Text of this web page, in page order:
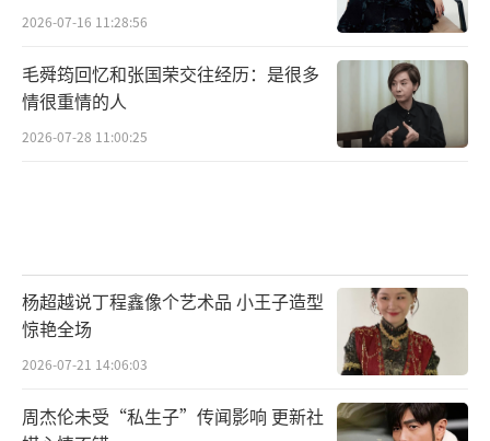
2026-07-16 11:28:56
毛舜筠回忆和张国荣交往经历：是很多
情很重情的人
2026-07-28 11:00:25
杨超越说丁程鑫像个艺术品 小王子造型
惊艳全场
2026-07-21 14:06:03
周杰伦未受“私生子”传闻影响 更新社